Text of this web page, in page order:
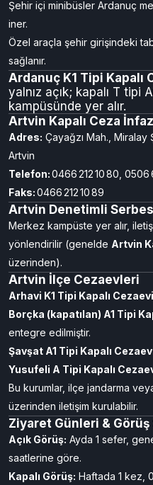
Artvin
Telefon:
Faks:0466 611 36 02
🚌Nasıl Gidilir?
Şehir içi minibüsler Ardanuç
iner.
Özel araçla şehir girişindeki
sağlanır.
Ardanuç K1 Tipi Kapalı
yalnız açık; kapalı T tipi
kampüsünde yer alır.
Artvin Kapalı Ceza
Adres:Çayağzı Mah., Miralay
Artvin
Telefon:0466 212 10 80, 0506
Faks:0466 212 10 89
Artvin Denetimli
Merkez kampüste yer alır,
yönlendirilir (geneldeArtvin
üzerinden).
Artvin İlçe Cezaevleri
Arhavi K1 Tipi Kapalı
Borçka (kapatılan) A1 Tipi
entegre edilmiştir.
Şavşat A1 Tipi Kapalı
Yusufeli A Tipi Kapalı
Bu kurumlar, ilçe jandarma
üzerinden iletişim kurulabilir.